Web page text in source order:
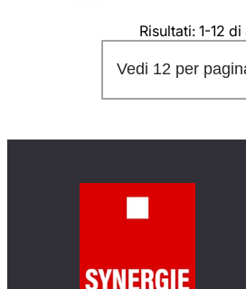
Risultati: 1-12
Vedi 12 per